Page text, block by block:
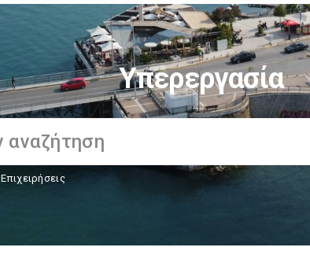
Υπερεργασία
Επιχειρήσεις